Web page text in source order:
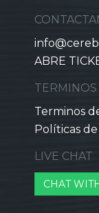
ABRE
TERMINOS
Terminos
Políticas
LIVE CHAT
CHAT